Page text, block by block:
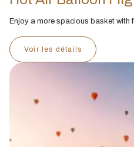
Enjoy a more spacious basket with
Voir les détails